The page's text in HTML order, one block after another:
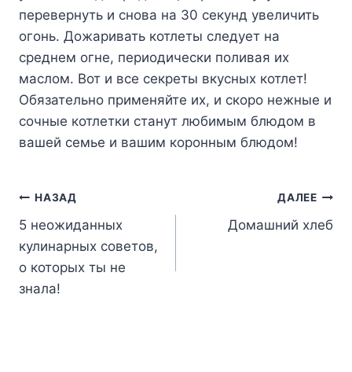
перевернуть и снова на 30 секунд увеличить
огонь. Дожаривать котлеты следует на
среднем огне, периодически поливая их
маслом. Вот и все секреты вкусных котлет!
Обязательно применяйте их, и скоро нежные и
сочные котлетки станут любимым блюдом в
вашей семье и вашим коронным блюдом!
Навигация
по
записям
НАЗАД
5 неожиданных
кулинарных советов,
о которых ты не
знала!
ДАЛЕЕ
Домашний хлеб